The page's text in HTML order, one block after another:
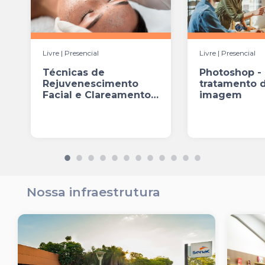
Livre | Presencial
Técnicas de
Rejuvenescimento
Facial e Clareamento
Livre | Presencial
Photoshop -
tratamento
imagem
Nossa infraestrutura